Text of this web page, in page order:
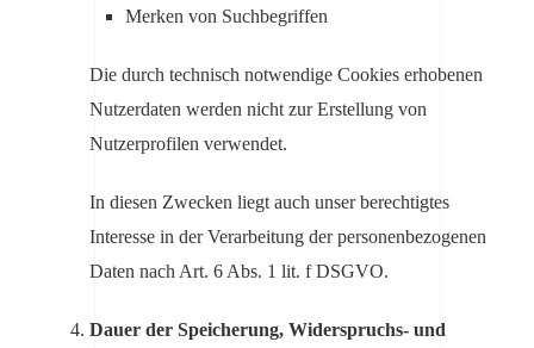
Merken von Suchbegriffen
Die durch technisch notwendige Cookies erhobenen
Nutzerdaten werden nicht zur Erstellung von
Nutzerprofilen verwendet.
In diesen Zwecken liegt auch unser berechtigtes
Interesse in der Verarbeitung der personenbezogenen
Daten nach Art. 6 Abs. 1 lit. f DSGVO.
Dauer der Speicherung, Widerspruchs- und